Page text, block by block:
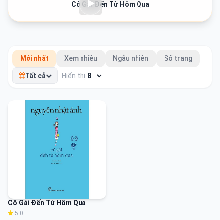
Cô Gái Đến Từ Hôm Qua
Mới nhất Xem nhiều Ngẫu nhiên Số trang
Tất cả Hiển thị
Cô Gái Đến Từ Hôm Qua
5.0